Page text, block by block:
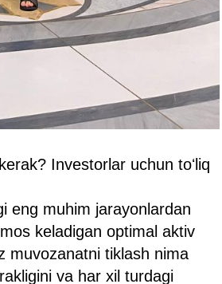
Investorlar uchun toʻliq
eng muhim jarayonlardan
keladigan optimal aktiv
muvozanatni tiklash nima
va har xil turdagi